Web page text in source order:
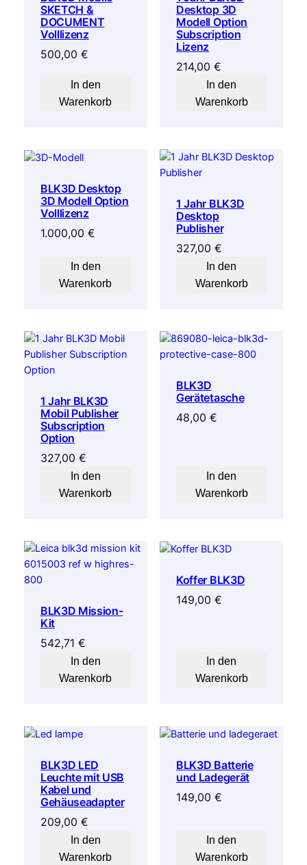
SKETCH &
DOCUMENT
Volllizenz
500,00 €
In den
Warenkorb
Desktop 3D
Modell Option
Subscription
Lizenz
214,00€
In den
Warenkorb
BLK3D Desktop
3D Modell Option
Volllizenz
1.000,00 €
In den
Warenkorb
1 Jahr BLK3D
Desktop
Publisher
327,00€
In den
Warenkorb
1 Jahr BLK3D
Mobil Publisher
Subscription
Option
327,00 €
In den
Warenkorb
BLK3D
Gerätetasche
48,00€
In den
Warenkorb
BLK3D Mission-
Kit
542,71 €
In den
Warenkorb
Koffer BLK3D
149,00€
In den
Warenkorb
BLK3D LED
Leuchte mit USB
Kabel und
Gehäuseadapter
209,00 €
In den
Warenkorb
BLK3D Batterie
und Ladegerät
149,00€
In den
Warenkorb